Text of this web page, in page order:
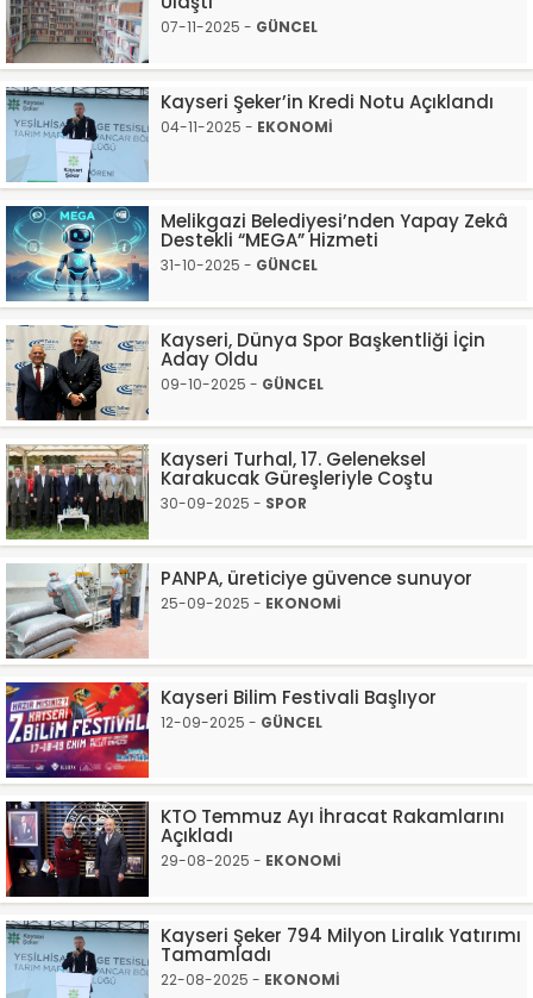
07-11-2025 - GÜNCEL
Kayseri Şeker’in Kredi Notu Açıklandı
04-11-2025 - EKONOMİ
Melikgazi Belediyesi’nden Yapay Zekâ
Destekli “MEGA” Hizmeti
31-10-2025 - GÜNCEL
Kayseri, Dünya Spor Başkentliği İçin
Aday Oldu
09-10-2025 - GÜNCEL
Kayseri Turhal, 17. Geleneksel
Karakucak Güreşleriyle Coştu
30-09-2025 - SPOR
PANPA, üreticiye güvence sunuyor
25-09-2025 - EKONOMİ
Kayseri Bilim Festivali Başlıyor
12-09-2025 - GÜNCEL
KTO Temmuz Ayı İhracat Rakamlarını
Açıkladı
29-08-2025 - EKONOMİ
Kayseri Şeker 794 Milyon Liralık Yatırımı
Tamamladı
22-08-2025 - EKONOMİ